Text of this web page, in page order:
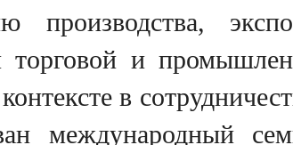
производства,
торговой и
в
международный